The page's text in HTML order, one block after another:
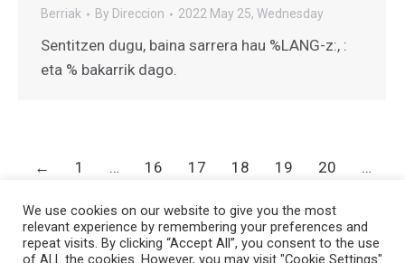
Berriak By Direccion 2022 May 25, Wednesday
Sentitzen dugu, baina sarrera hau %LANG-z:, :
eta % bakarrik dago.
← 1 … 16 17 18 19 20
…
We use cookies on our website to give you the most
relevant experience by remembering your preferences and
repeat visits. By clicking “Accept All”, you consent to the use
of ALL the cookies. However, you may visit "Cookie Settings"